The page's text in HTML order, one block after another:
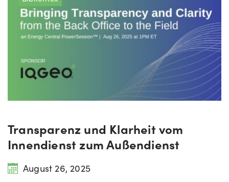
Transparenz und Klarheit vom
Innendienst zum Außendienst
August 26, 2025